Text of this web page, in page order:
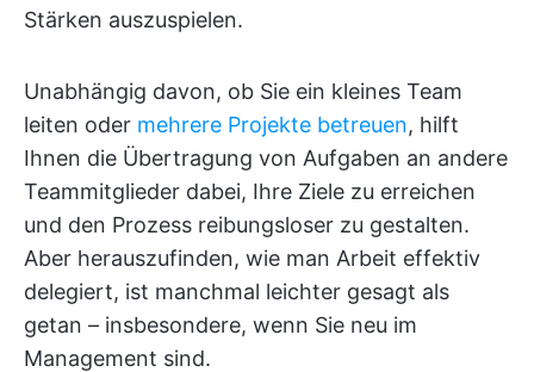
Stärken auszuspielen.
Unabhängig davon, ob Sie ein kleines Team
leiten oder mehrere Projekte betreuen, hilft
Ihnen die Übertragung von Aufgaben an andere
Teammitglieder dabei, Ihre Ziele zu erreichen
und den Prozess reibungsloser zu gestalten.
Aber herauszufinden, wie man Arbeit effektiv
delegiert, ist manchmal leichter gesagt als
getan – insbesondere, wenn Sie neu im
Management sind.